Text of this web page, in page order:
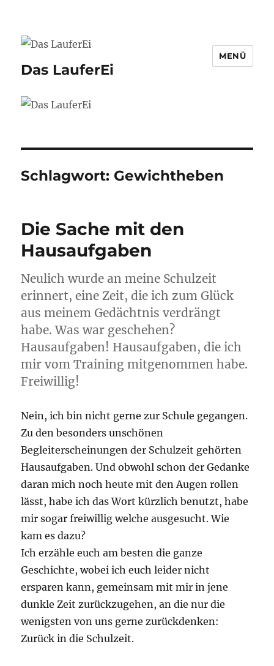
Das LauferEi
MENÜ
Schlagwort: Gewichtheben
Die Sache mit den
Hausaufgaben
Neulich wurde an meine Schulzeit
erinnert, eine Zeit, die ich zum Glück
aus meinem Gedächtnis verdrängt
habe. Was war geschehen?
Hausaufgaben! Hausaufgaben, die ich
mir vom Training mitgenommen habe.
Freiwillig!
Nein, ich bin nicht gerne zur Schule gegangen.
Zu den besonders unschönen
Begleiterscheinungen der Schulzeit gehörten
Hausaufgaben. Und obwohl schon der Gedanke
daran mich noch heute mit den Augen rollen
lässt, habe ich das Wort kürzlich benutzt, habe
mir sogar freiwillig welche ausgesucht. Wie
kam es dazu?
Ich erzähle euch am besten die ganze
Geschichte, wobei ich euch leider nicht
ersparen kann, gemeinsam mit mir in jene
dunkle Zeit zurückzugehen, an die nur die
wenigsten von uns gerne zurückdenken:
Zurück in die Schulzeit.